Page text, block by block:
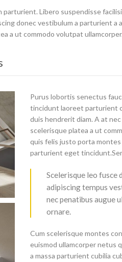
parturient. Libero suspendisse
donec vestibulum a parturient a
a ut commodo volutpat ullamcorper.
Purus lobortis senectus
tincidunt laoreet parturient
duis hendrerit diam. A at
scelerisque platea a ut
quis felis justo porta
parturient eget
Scelerisque leo fusce
adipiscing tempus
nec penatibus augue
ornare.
Cum scelerisque montes
euismod ullamcorper netus
a massa parturient cubilia